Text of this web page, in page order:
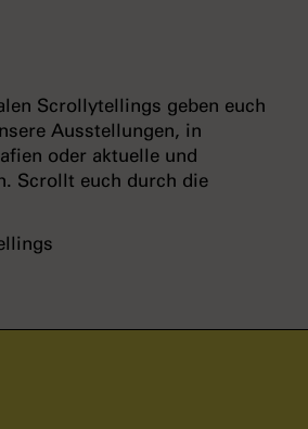
Scrollytellings geben euch
Ausstellungen, in
oder aktuelle und
Scrollt euch durch die